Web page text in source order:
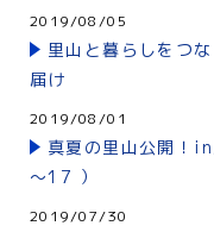
2019/08/05
里山と暮らしをつ
届け
2019/08/01
真夏の里山公開！
～17 ）
2019/07/30